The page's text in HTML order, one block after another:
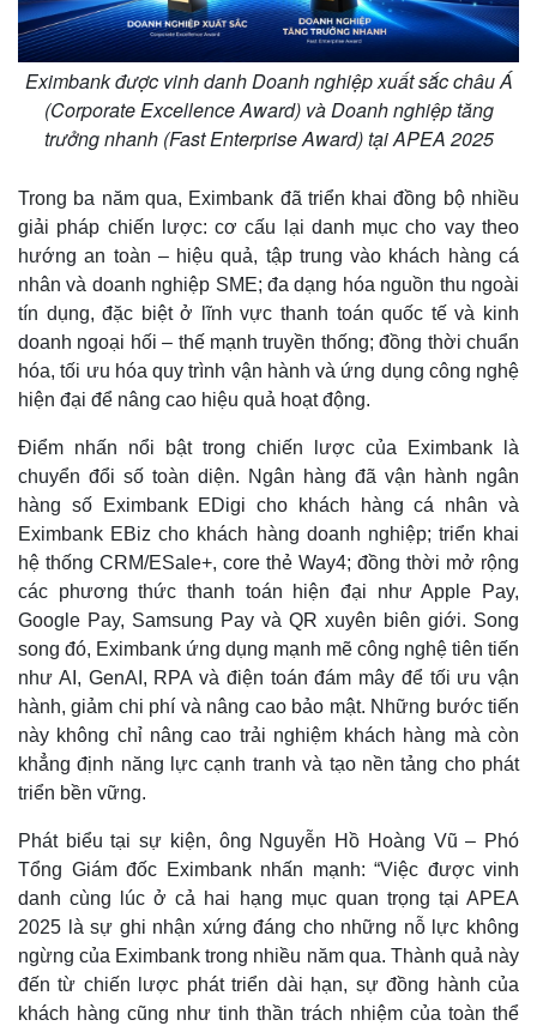
Thế giới
Quan sát
Cuộc sống đó đây
Multimedia
Video
Ảnh
E-Magazine
Infographic
Eximbank được vinh danh Doanh nghiệp xuất sắc châu Á
(Corporate Excellence Award) và Doanh nghiệp tăng
trưởng nhanh (Fast Enterprise Award) tại APEA 2025
Trong ba năm qua, Eximbank đã triển khai đồng bộ nhiều
giải pháp chiến lược: cơ cấu lại danh mục cho vay theo
hướng an toàn – hiệu quả, tập trung vào khách hàng cá
nhân và doanh nghiệp SME; đa dạng hóa nguồn thu ngoài
tín dụng, đặc biệt ở lĩnh vực thanh toán quốc tế và kinh
doanh ngoại hối – thế mạnh truyền thống; đồng thời chuẩn
hóa, tối ưu hóa quy trình vận hành và ứng dụng công nghệ
hiện đại để nâng cao hiệu quả hoạt động.
Điểm nhấn nổi bật trong chiến lược của Eximbank là
chuyển đổi số toàn diện. Ngân hàng đã vận hành ngân
hàng số Eximbank EDigi cho khách hàng cá nhân và
Eximbank EBiz cho khách hàng doanh nghiệp; triển khai
hệ thống CRM/ESale+, core thẻ Way4; đồng thời mở rộng
các phương thức thanh toán hiện đại như Apple Pay,
Google Pay, Samsung Pay và QR xuyên biên giới. Song
song đó, Eximbank ứng dụng mạnh mẽ công nghệ tiên tiến
như AI, GenAI, RPA và điện toán đám mây để tối ưu vận
hành, giảm chi phí và nâng cao bảo mật. Những bước tiến
này không chỉ nâng cao trải nghiệm khách hàng mà còn
khẳng định năng lực cạnh tranh và tạo nền tảng cho phát
triển bền vững.
Phát biểu tại sự kiện, ông Nguyễn Hồ Hoàng Vũ – Phó
Tổng Giám đốc Eximbank nhấn mạnh: “Việc được vinh
danh cùng lúc ở cả hai hạng mục quan trọng tại APEA
2025 là sự ghi nhận xứng đáng cho những nỗ lực không
ngừng của Eximbank trong nhiều năm qua. Thành quả này
đến từ chiến lược phát triển dài hạn, sự đồng hành của
khách hàng cũng như tinh thần trách nhiệm của toàn thể